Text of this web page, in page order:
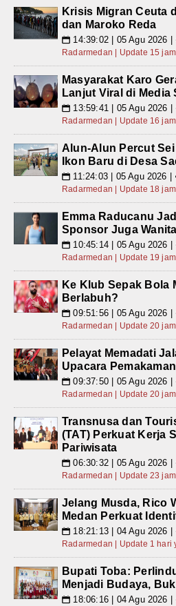
Krisis Migran Ceuta
dan Maroko Reda
📅 14:39:02 | 05 Agu 2026
Radarmedan | Update 15
Masyarakat Karo
Lanjut Viral di Media
📅 13:59:41 | 05 Agu 2026
Radarmedan | Update 16
Alun-Alun Percut
Ikon Baru di Desa
📅 11:24:03 | 05 Agu 2026
Radarmedan | Update 18
Emma Raducanu
Sponsor Juga
📅 10:45:14 | 05 Agu 2026
Radarmedan | Update 19
Ke Klub Sepak Bola
Berlabuh?
📅 09:51:56 | 05 Agu 2026
Radarmedan | Update 20
Pelayat Memadati
Upacara
📅 09:37:50 | 05 Agu 2026
Radarmedan | Update 20
Transnusa dan
(TAT) Perkuat Kerja
Pariwisata
📅 06:30:32 | 05 Agu 2026
Radarmedan | Update 23
Jelang Musda, Rico
Medan Perkuat
📅 18:21:13 | 04 Agu 2026
Radarmedan | Update 1 hari
Bupati Toba:
Menjadi Budaya,
📅 18:06:16 | 04 Agu 2026